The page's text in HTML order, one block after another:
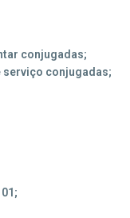
conjugadas;
serviço conjugadas;